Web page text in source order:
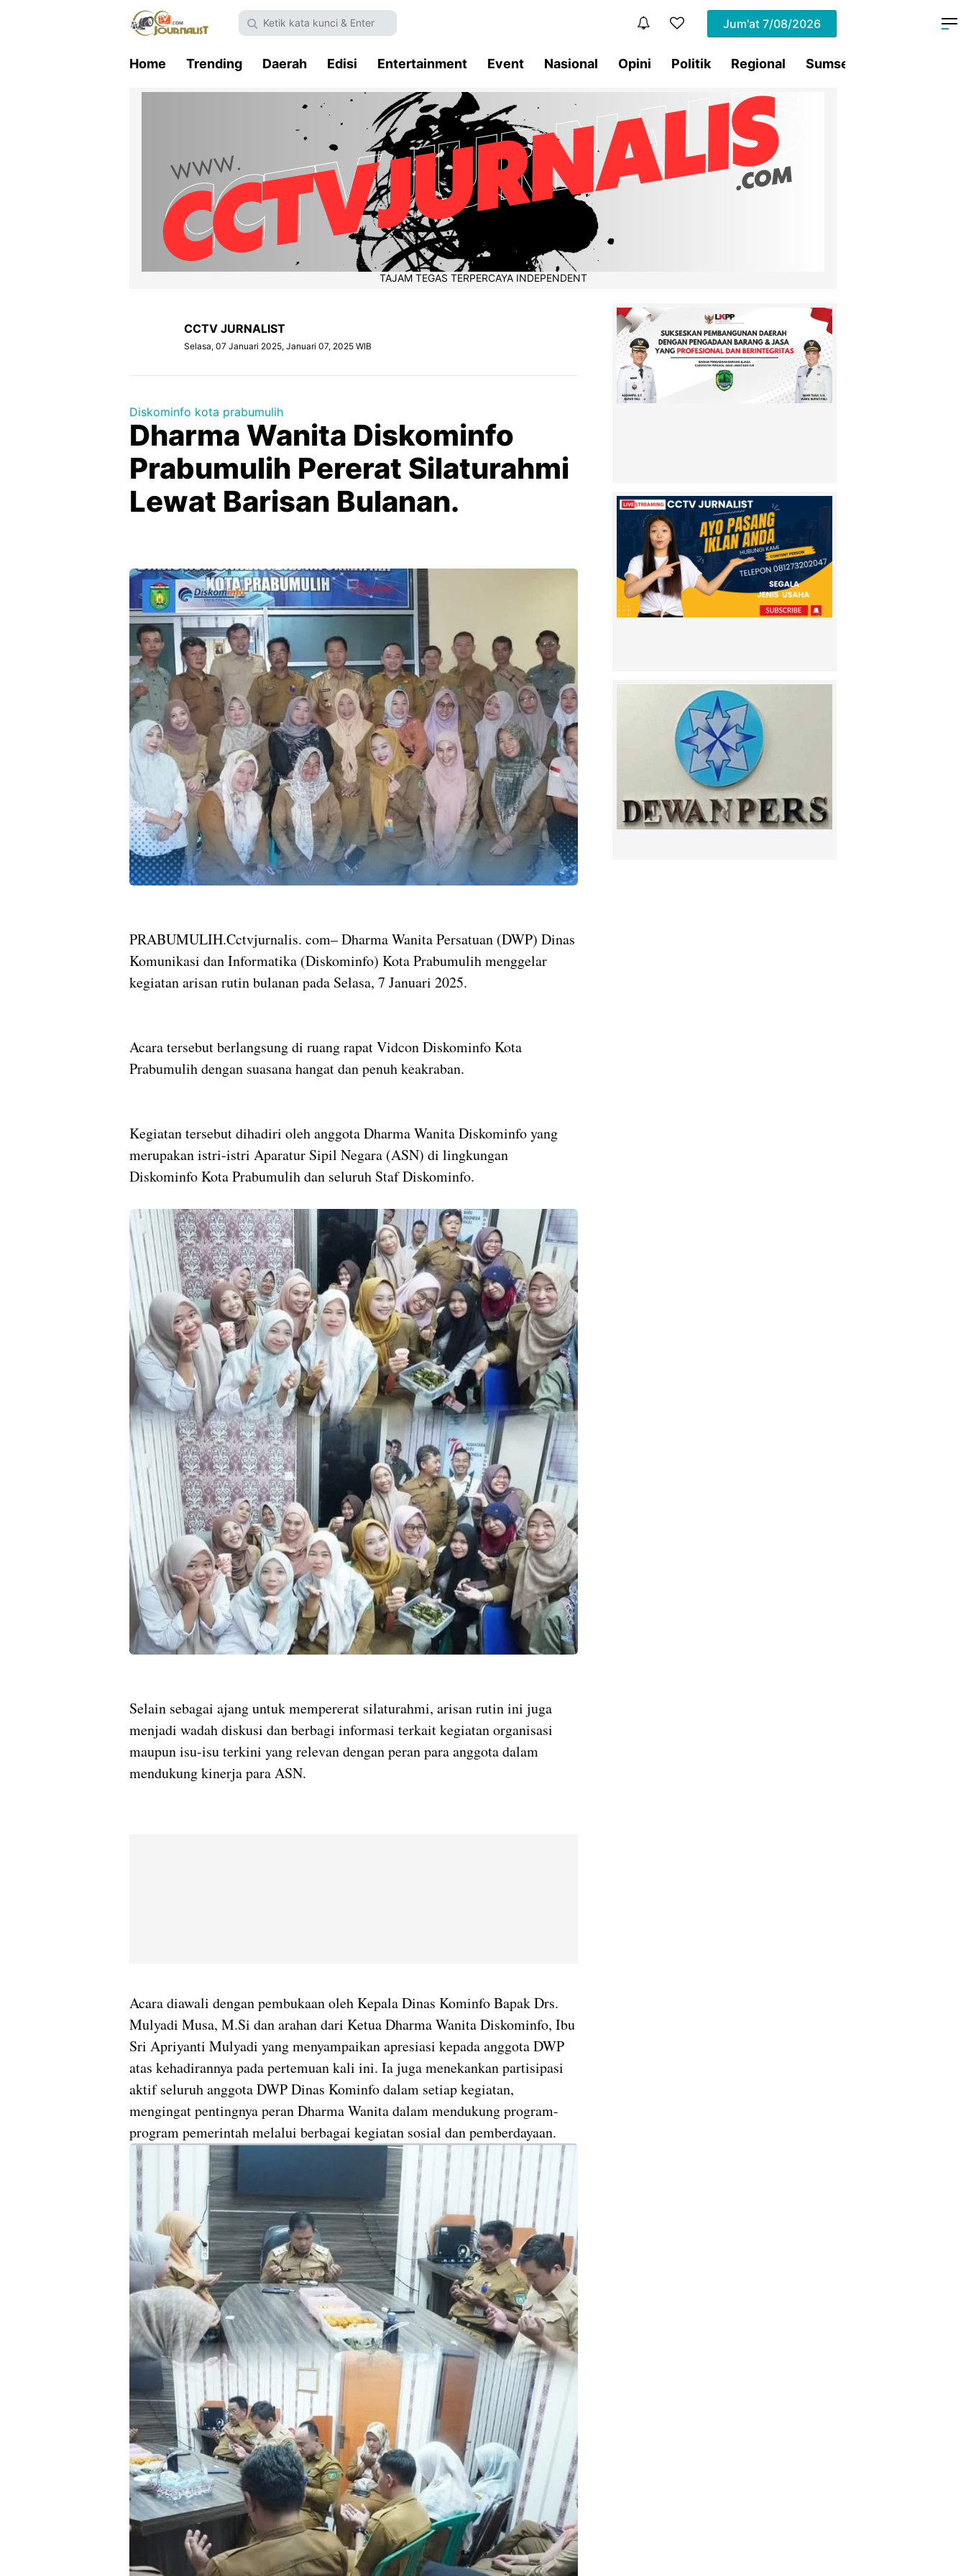
Jum'at 7/08/2026
Home Trending Daerah Edisi Entertainment Event Nasional Opini Politik Regional Sumsel
TAJAM TEGAS TERPERCAYA INDEPENDENT
CCTV JURNALIST
Selasa, 07 Januari 2025, Januari 07, 2025 WIB
Diskominfo kota prabumulih
Dharma Wanita Diskominfo
Prabumulih Pererat Silaturahmi
Lewat Barisan Bulanan.
PRABUMULIH.Cctvjurnalis. com– Dharma Wanita Persatuan (DWP) Dinas
Komunikasi dan Informatika (Diskominfo) Kota Prabumulih menggelar
kegiatan arisan rutin bulanan pada Selasa, 7 Januari 2025.
Acara tersebut berlangsung di ruang rapat Vidcon Diskominfo Kota
Prabumulih dengan suasana hangat dan penuh keakraban.
Kegiatan tersebut dihadiri oleh anggota Dharma Wanita Diskominfo yang
merupakan istri-istri Aparatur Sipil Negara (ASN) di lingkungan
Diskominfo Kota Prabumulih dan seluruh Staf Diskominfo.
Selain sebagai ajang untuk mempererat silaturahmi, arisan rutin ini juga
menjadi wadah diskusi dan berbagi informasi terkait kegiatan organisasi
maupun isu-isu terkini yang relevan dengan peran para anggota dalam
mendukung kinerja para ASN.
Acara diawali dengan pembukaan oleh Kepala Dinas Kominfo Bapak Drs.
Mulyadi Musa, M.Si dan arahan dari Ketua Dharma Wanita Diskominfo, Ibu
Sri Apriyanti Mulyadi yang menyampaikan apresiasi kepada anggota DWP
atas kehadirannya pada pertemuan kali ini. Ia juga menekankan partisipasi
aktif seluruh anggota DWP Dinas Kominfo dalam setiap kegiatan,
mengingat pentingnya peran Dharma Wanita dalam mendukung program-
program pemerintah melalui berbagai kegiatan sosial dan pemberdayaan.